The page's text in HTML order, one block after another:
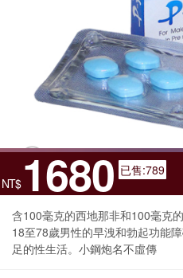
NT$1680 已售:789
含100毫克的西地那非和100毫克
18至78歲男性的早洩和勃起功能
足的性生活。小鋼炮名不虛傳